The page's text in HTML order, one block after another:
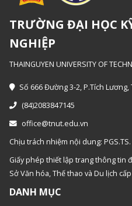
TRƯỜNG ĐẠI HỌC
NGHIỆP
THAINGUYEN UNIVERSITY OF
Số 666 Đường 3-2, P.Tích
(84)2083847145
office@tnut.edu.vn
Chịu trách nhiệm nội dung:
Giấy phép thiết lập trang thông tin
Sở Văn hóa, Thế thao và Du lịch
DANH MỤC